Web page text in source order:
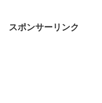
スポンサーリンク